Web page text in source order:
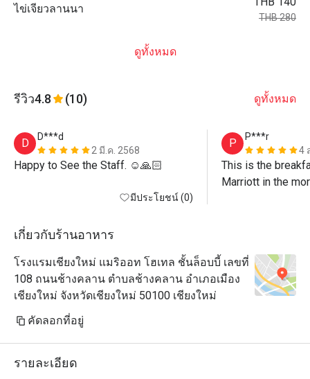
ไข่เจียวลานนา
THB 280
ดูทั้งหมด
รีวิว4.8 (10) ดูทั้งหมด
D
D***d
2 มี.ค. 2568
Happy to See the Staff. ☺️🙏🏻
มีประโยชน์ (0)
P
P***r
4
This is the
Marriott in the
เกี่ยวกับร้านอาหาร
โรงแรมเชียงใหม่ แมริออท โฮเทล ชั้นล็อบบี้ เลขที่
108 ถนนช้างคลาน ตำบลช้างคลาน อำเภอเมือง
เชียงใหม่ จังหวัดเชียงใหม่ 50100 เชียงใหม่
คัดลอกที่อยู่
รายละเอียด